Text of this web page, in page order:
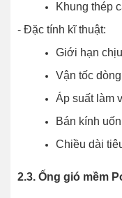
Khung thép
- Đặc tính kĩ thuật:
Giới hạn
Vận tốc
Áp suất làm
Bán kính
Chiều dài
2.3. Ống gió mềm